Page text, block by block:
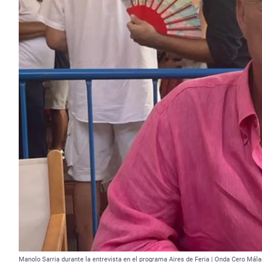
Manolo Sarria durante la entrevista en el programa Aires de Feria | Onda Cero